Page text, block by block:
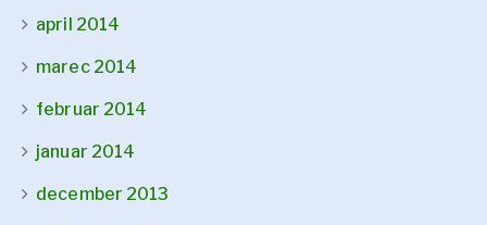
april 2014
marec 2014
februar 2014
januar 2014
december 2013